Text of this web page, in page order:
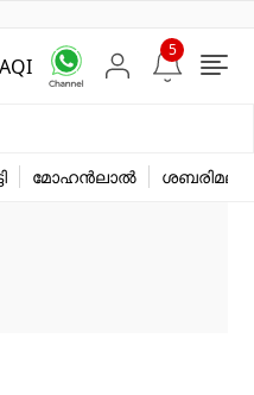
AQI
5
മോഹൻലാൽ ശബരിമല